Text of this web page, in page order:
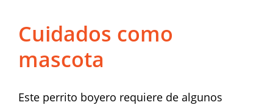
Cuidados como
mascota
Este perrito boyero requiere de algunos